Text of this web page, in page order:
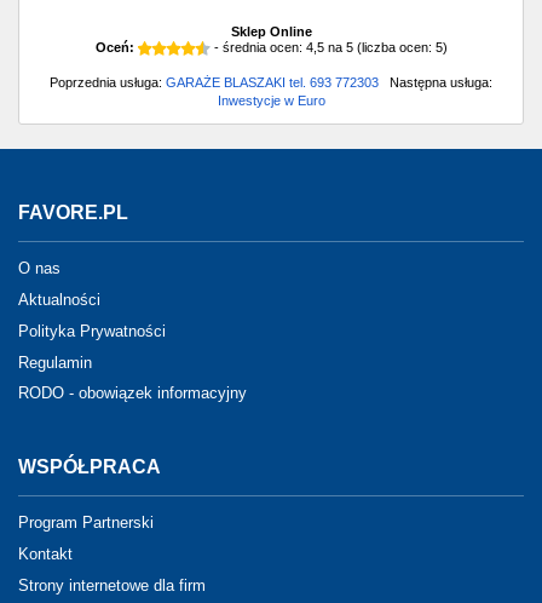
Sklep Online
Oceń:
- średnia ocen: 4,5na 5(liczba ocen: 5)
Poprzednia usługa: GARAŻE BLASZAKI tel. 693 772303 Następna usługa:
Inwestycje w Euro
FAVORE.PL
O nas
Aktualności
Polityka Prywatności
Regulamin
RODO - obowiązek informacyjny
WSPÓŁPRACA
Program Partnerski
Kontakt
Strony internetowe dla firm